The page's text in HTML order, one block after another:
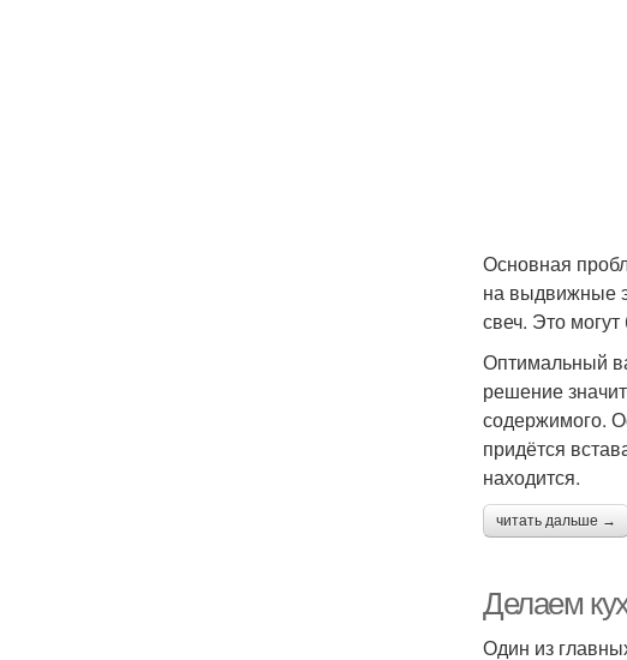
Основная
на выдвижные
свеч. Это
Оптимальный
решение
содержимого.
придётся
находится.
читать дальше →
Делаем
Один из